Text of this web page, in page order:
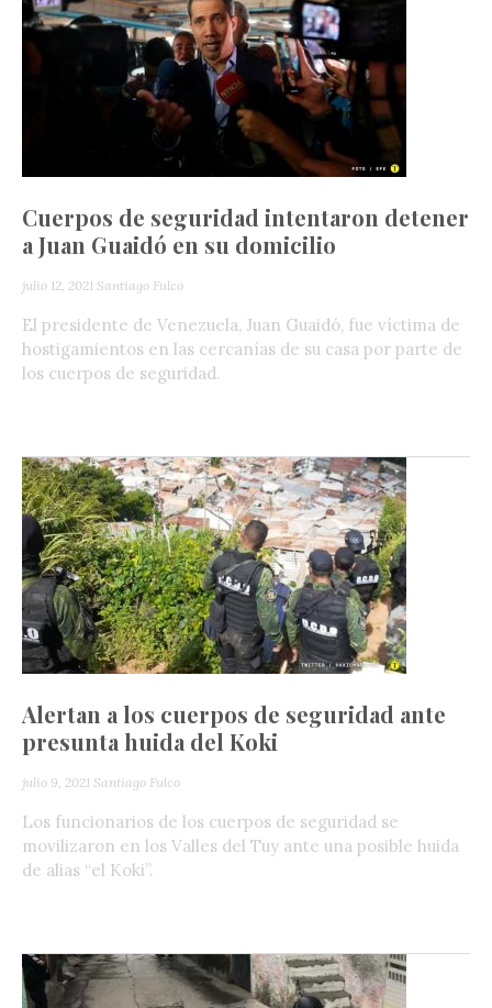
Cuerpos de seguridad intentaron detener
a Juan Guaidó en su domicilio
julio 12, 2021 Santiago Fulco
El presidente de Venezuela, Juan Guaidó, fue víctima de
hostigamientos en las cercanías de su casa por parte de
los cuerpos de seguridad.
Alertan a los cuerpos de seguridad ante
presunta huida del Koki
julio 9, 2021 Santiago Fulco
Los funcionarios de los cuerpos de seguridad se
movilizaron en los Valles del Tuy ante una posible huida
de alias “el Koki”.